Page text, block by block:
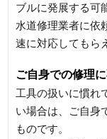
ブルに発展する可
水道修理業者に依
速に対応してもら
ご自身での修理
工具の扱いに慣れ
い場合は、ご自身
ものです。